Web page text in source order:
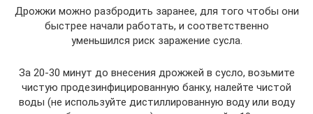
Дрожжи можно разбродить заранее, для того чтобы они
быстрее начали работать, и соответственно
уменьшился риск заражение сусла.
За 20-30 минут до внесения дрожжей в сусло, возьмите
чистую продезинфицированную банку, налейте чистой
воды (не используйте дистиллированную воду или воду